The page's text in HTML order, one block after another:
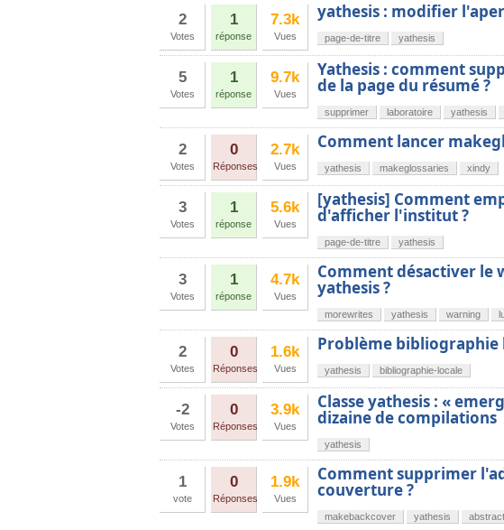
2
Votes
1
réponse
7.3k
Vues
yathesis : modifier
page-de-titre yathesis
5
Votes
1
réponse
9.7k
Vues
Yathesis : comment
de la page du résumé ?
supprimer laboratoire yathesis
2
Votes
0
Réponses
2.7k
Vues
Comment lancer
yathesis makeglossaries xindy
3
Votes
1
réponse
5.6k
Vues
[yathesis] Comment
d'afficher l'institut ?
page-de-titre yathesis
3
Votes
1
réponse
4.7k
Vues
Comment désactiver le
yathesis ?
morewrites yathesis warning
2
Votes
0
Réponses
1.6k
Vues
Problème bibliographie
yathesis bibliographie-locale
-2
Votes
0
Réponses
3.9k
Vues
Classe yathesis : «
dizaine de compilations
yathesis
1
vote
0
Réponses
1.9k
Vues
Comment supprimer
couverture ?
makebackcover yathesis abstract